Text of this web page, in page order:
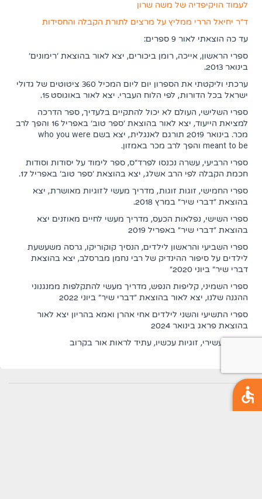
לעמוד הויקיפדיה של משה שרון
ד"ר יחיאל הררי ממליץ על מרצים לתורת הקבלה והחסידות
עד כה הוצאתי לאור 9 ספרים:
ספרי הראשון, אייכה, רומן ביכורים, יצא לאור בהוצאת 'רימונים'
בינואר 2013.
ערכתי וליקטתי את הספרון יום ליום המכיל 360 ציטוטים של גדולי
ישראל בכל הדורות, לפי הלוח העברי. יצא לאור באוגוסט 15.
ספרי השלישי, העולם לא יכול להתקיים בלעדיך, ספר הדרכה
למציאת הייעוד, יצא לאור בהוצאת 'ספר טוב' באפריל 16 והפך לרב
מכר. בינואר 2019 תורגם לאנגלית, יצא בשם who you were
meant to be והפך לרב מכר באמזון.
ספרי הרביעי, עשרה נכנסו לפרד"ס, ספר לימוד על יסודות וסודות
חכמת הקבלה לפי הרב אשלג, יצא בהוצאת 'ספר טוב' באפריל 17.
ספרי החמישי, זוגות זוגות, מדריך מעשי לזוגיות מאושרת, יצא
בהוצאת "דברי שיר" במרץ 2018.
ספרי השישי, נפלאות הכעס, מדריך מעשי לחיים מאוזנים יצא
בהוצאת "דברי שיר" באפריל 2019
ספרי השביעי והראשון לילדים, הנסיך קוקוריקו, גרסה משעשעת
לילדים על סיפור ההינדיק של רבי נחמן מברסלב, יצא בהוצאת
דברי שיר" ביוני 2020"
ספרי השמיני, קליפות הנפש, מדריך מעשי להתקלפות ממנגנוני
ההגנה שלנו, יצא לאור בהוצאת "דברי שיר" ביוני 2022
ספרי התשיעי והשני לילדים אחי אהרן ואמא בהריון יצא לאור
בהוצאת פראג בינואר 2024
ספרי העשירי, זוגיות עכשיו, עתיד לראות אור בקרוב